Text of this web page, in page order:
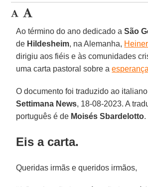
Ao término do ano dedicado aSão
de Hildesheim, na Alemanha,
dirigiu aos fiéis e às comunidades
uma carta pastoral sobre aesperança
O documento foi traduzido ao
Settimana News, 18-08-2023. A
português é de Moisés Sbardelotto.
Eis a carta.
Queridas irmãs e queridos irmãos,